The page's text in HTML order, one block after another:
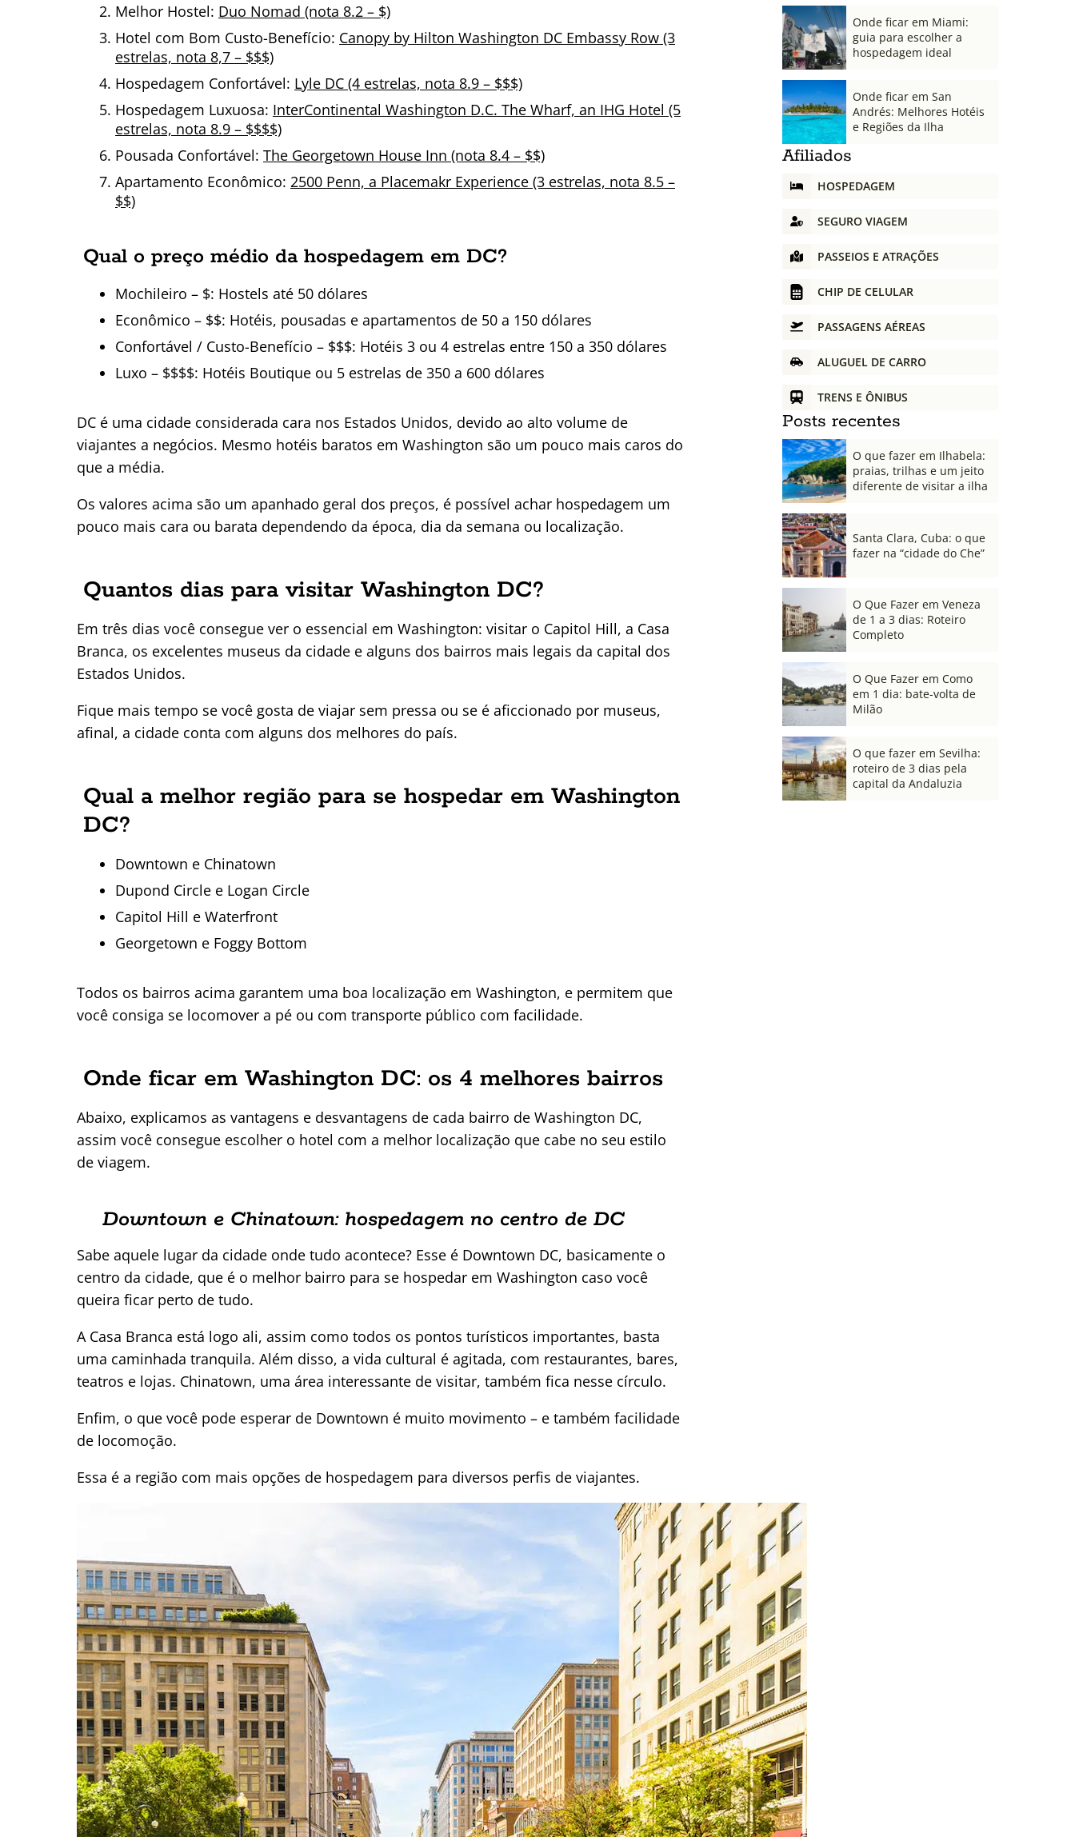
Melhor Hostel: Duo Nomad (nota 8.2 – $)
Hotel com Bom Custo-Benefício: Canopy by Hilton Washington DC Embassy Row (3
estrelas, nota 8,7 – $$$)
Hospedagem Confortável: Lyle DC (4 estrelas, nota 8.9 – $$$)
Hospedagem Luxuosa: InterContinental Washington D.C. The Wharf, an IHG Hotel (5
estrelas, nota 8.9 – $$$$)
Pousada Confortável: The Georgetown House Inn (nota 8.4 – $$)
Apartamento Econômico: 2500 Penn, a Placemakr Experience (3 estrelas, nota 8.5 –
$$)
Qual o preço médio da hospedagem em DC?
Mochileiro – $: Hostels até 50 dólares
Econômico – $$: Hotéis, pousadas e apartamentos de 50 a 150 dólares
Confortável / Custo-Benefício – $$$: Hotéis 3 ou 4 estrelas entre 150 a 350 dólares
Luxo – $$$$: Hotéis Boutique ou 5 estrelas de 350 a 600 dólares
DC é uma cidade considerada cara nos Estados Unidos, devido ao alto volume de
viajantes a negócios. Mesmo hotéis baratos em Washington são um pouco mais caros do
que a média.
Os valores acima são um apanhado geral dos preços, é possível achar hospedagem um
pouco mais cara ou barata dependendo da época, dia da semana ou localização.
Quantos dias para visitar Washington DC?
Em três dias você consegue ver o essencial em Washington: visitar o Capitol Hill, a Casa
Branca, os excelentes museus da cidade e alguns dos bairros mais legais da capital dos
Estados Unidos.
Fique mais tempo se você gosta de viajar sem pressa ou se é aficcionado por museus,
afinal, a cidade conta com alguns dos melhores do país.
Qual a melhor região para se hospedar em Washington
DC?
Downtown e Chinatown
Dupond Circle e Logan Circle
Capitol Hill e Waterfront
Georgetown e Foggy Bottom
Todos os bairros acima garantem uma boa localização em Washington, e permitem que
você consiga se locomover a pé ou com transporte público com facilidade.
Onde ficar em Washington DC: os 4 melhores bairros
Abaixo, explicamos as vantagens e desvantagens de cada bairro de Washington DC,
assim você consegue escolher o hotel com a melhor localização que cabe no seu estilo
de viagem.
Downtown e Chinatown: hospedagem no centro de DC
Sabe aquele lugar da cidade onde tudo acontece? Esse é Downtown DC, basicamente o
centro da cidade, que é o melhor bairro para se hospedar em Washington caso você
queira ficar perto de tudo.
A Casa Branca está logo ali, assim como todos os pontos turísticos importantes, basta
uma caminhada tranquila. Além disso, a vida cultural é agitada, com restaurantes, bares,
teatros e lojas. Chinatown, uma área interessante de visitar, também fica nesse círculo.
Enfim, o que você pode esperar de Downtown é muito movimento – e também facilidade
de locomoção.
Essa é a região com mais opções de hospedagem para diversos perfis de viajantes.
Onde ficar em Miami:
guia para escolher a
hospedagem ideal
Onde ficar em San
Andrés: Melhores Hotéis
e Regiões da Ilha
Afiliados
HOSPEDAGEM
SEGURO VIAGEM
PASSEIOS E ATRAÇÕES
CHIP DE CELULAR
PASSAGENS AÉREAS
ALUGUEL DE CARRO
TRENS E ÔNIBUS
Posts recentes
O que fazer em Ilhabela:
praias, trilhas e um jeito
diferente de visitar a ilha
Santa Clara, Cuba: o que
fazer na “cidade do Che”
O Que Fazer em Veneza
de 1 a 3 dias: Roteiro
Completo
O Que Fazer em Como
em 1 dia: bate-volta de
Milão
O que fazer em Sevilha:
roteiro de 3 dias pela
capital da Andaluzia